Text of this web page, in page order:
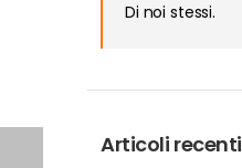
Di noi stessi.
Articoli recenti